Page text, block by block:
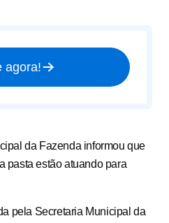
agora!
da Fazenda informou que
pasta estão atuando para
pela Secretaria Municipal da